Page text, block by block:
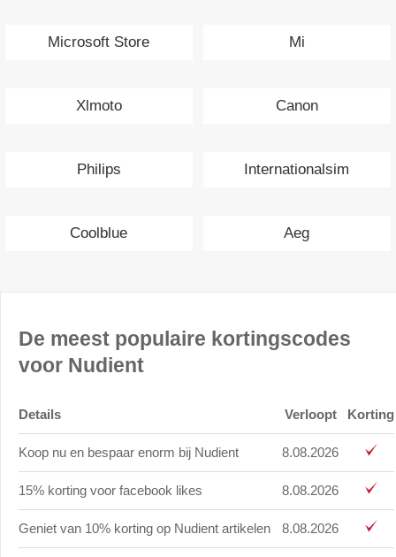
Microsoft Store Mi
Xlmoto Canon
Philips Internationalsim
Coolblue Aeg
De meest populaire kortingscodes
voor Nudient
Details Verloopt Korting
Koop nu en bespaar enorm bij Nudient 8.08.2026
15% korting voor facebook likes 8.08.2026
Geniet van 10% korting op Nudient artikelen 8.08.2026